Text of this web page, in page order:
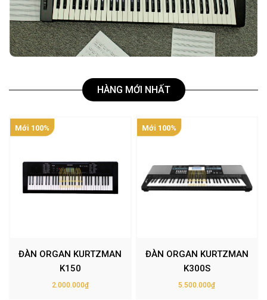
HÀNG MỚI NHẤT
Mới 100%
ĐÀN ORGAN KURTZMAN
K150
2.000.000₫
Mới 100%
ĐÀN ORGAN KURTZMAN
K300S
5.500.000₫